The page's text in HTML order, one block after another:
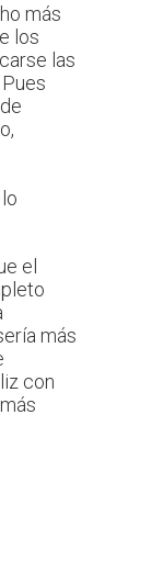
más
los
las
el
más
con